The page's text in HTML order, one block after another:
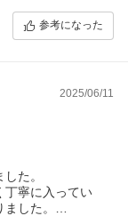
参考になった
2025/06/11
た。
丁寧に入ってい
した。